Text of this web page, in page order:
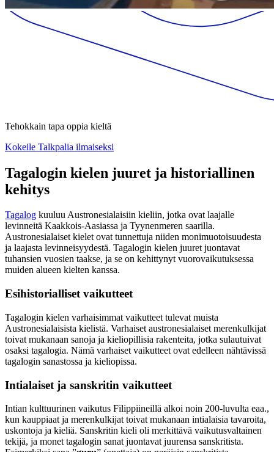
Tehokkain tapa oppia kieltä
Kokeile Talkpalia ilmaiseksi
Tagalogin kielen juuret ja historiallinen
kehitys
Tagalog kuuluu Austronesialaisiin kieliin, jotka ovat laajalle
levinneitä Kaakkois-Aasiassa ja Tyynenmeren saarilla.
Austronesialaiset kielet ovat tunnettuja niiden monimuotoisuudesta
ja laajasta levinneisyydestä. Tagalogin kielen juuret juontavat
tuhansien vuosien taakse, ja se on kehittynyt vuorovaikutuksessa
muiden alueen kielten kanssa.
Esihistorialliset vaikutteet
Tagalogin kielen varhaisimmat vaikutteet tulevat muista
Austronesialaisista kielistä. Varhaiset austronesialaiset merenkulkijat
toivat mukanaan sanoja ja kieliopillisia rakenteita, jotka sulautuivat
osaksi tagalogia. Nämä varhaiset vaikutteet ovat edelleen nähtävissä
tagalogin sanastossa ja kieliopissa.
Intialaiset ja sanskritin vaikutteet
Intian kulttuurinen vaikutus Filippiineillä alkoi noin 200-luvulta eaa.,
kun kauppiaat ja merenkulkijat toivat mukanaan intialaisia tavaroita,
uskontoja ja kieliä. Sanskritin kieli oli merkittävä vaikutusvaltainen
tekijä, ja monet tagalogin sanat juontavat juurensa sanskritista.